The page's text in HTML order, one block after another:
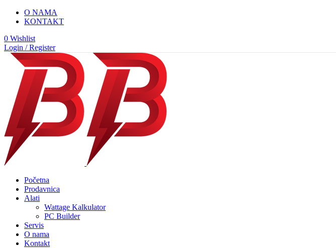
O NAMA
KONTAKT
0 Wishlist
Login / Register
Početna
Prodavnica
Alati
Wattage Kalkulator
PC Builder
Servis
O nama
Kontakt